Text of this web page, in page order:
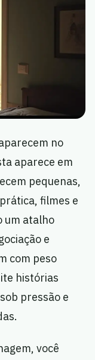
no
aparece em
pequenas,
filmes e
um atalho
e
com peso
histórias
pressão e
você